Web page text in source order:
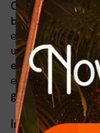
O design do
baixo de 2 cm de
estabilidade,
um visual
envolve o
enquanto
a
glamour e
Indicado para: